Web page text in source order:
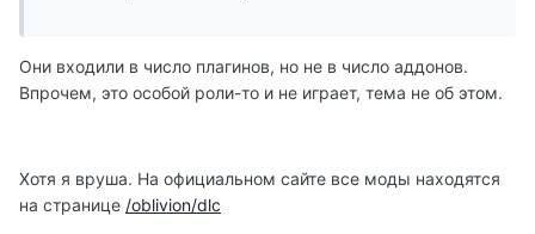
Они входили в число плагинов, но не в число аддонов.
Впрочем, это особой роли-то и не играет, тема не об этом.
Хотя я вруша. На официальном сайте все моды находятся
на странице /oblivion/dlc